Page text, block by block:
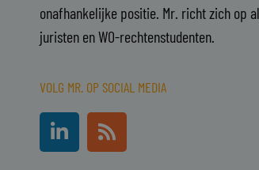
onafhankelijke positie. Mr. richt zich op
juristen en WO-rechtenstudenten.
VOLG MR. OP SOCIAL MEDIA
L
i
n
R
s
s